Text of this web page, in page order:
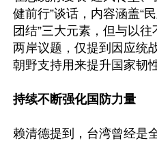
健前行”谈话，内容涵盖“
团结”三大元素，但与以
两岸议题，仅提到因应统
朝野支持用来提升国家韧
持续不断强化国防力量
赖清德提到，台湾曾经是